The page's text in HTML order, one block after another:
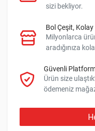
sizi bekliyor.
Bol Çeşit,
Milyonlarca
aradığınıza
Güvenli
Ürün size
ödemeniz